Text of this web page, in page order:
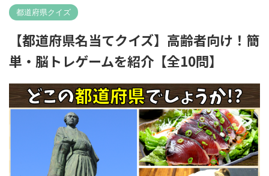
都道府県クイズ
【都道府県名当てクイズ】高齢者向け！簡
単・脳トレゲームを紹介【全10問】